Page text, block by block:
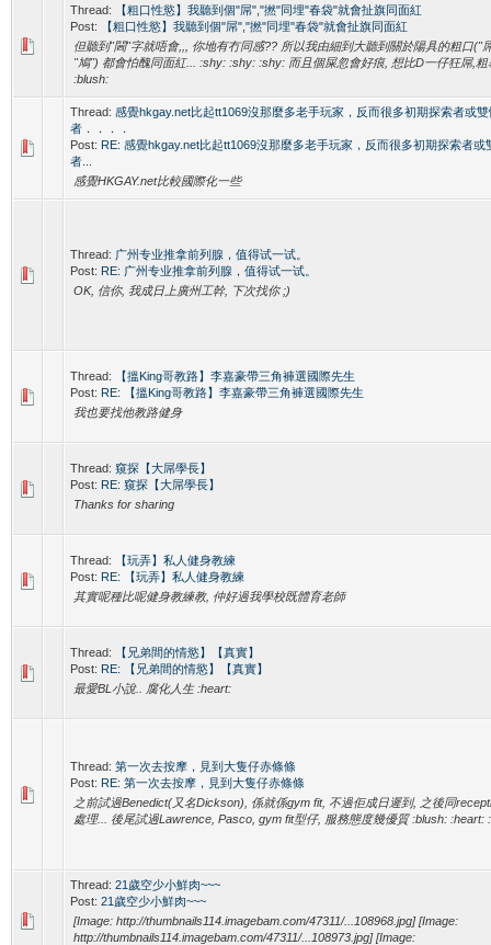
Thread:
【粗口性慾】我聽到個"屌","撚"同埋"春袋"就會扯旗同面紅
Post:
【粗口性慾】我聽到個"屌","撚"同埋"春袋"就會扯旗同面紅
但聽到"閪"字就唔會,,, 你地有冇同感?? 所以我由細到大聽到關於陽具的粗口("
"鳩") 都會怕醜同面紅... :shy: :shy: :shy: 而且個屎忽會好痕, 想比D一仔狂屌,粗
:blush:
Thread: 感覺hkgay.net比起tt1069沒那麼多老手玩家，反而很多初期探索者或
者．．．．
Post: RE: 感覺hkgay.net比起tt1069沒那麼多老手玩家，反而很多初期探索者或
者...
感覺HKGAY.net比較國際化一些
Thread: 广州专业推拿前列腺，值得试一试。
Post: RE: 广州专业推拿前列腺，值得试一试。
OK, 信你, 我成日上廣州工幹, 下次找你 ;)
Thread:
【搵King哥教路】李嘉豪帶三角褲選國際先生
Post: RE: 【搵King哥教路】李嘉豪帶三角褲選國際先生
我也要找他教路健身
Thread: 窺探【大屌學長】
Post: RE: 窺探【大屌學長】
Thanks for sharing
Thread:
【玩弄】私人健身教練
Post: RE: 【玩弄】私人健身教練
其實呢種比呢健身教練教, 仲好過我學校既體育老師
Thread:
【兄弟間的情慾】【真實】
Post: RE: 【兄弟間的情慾】【真實】
最愛BL小說.. 腐化人生 :heart:
Thread: 第一次去按摩，見到大隻仔赤條條
Post: RE: 第一次去按摩，見到大隻仔赤條條
之前試過Benedict(又名Dickson), 係就係gym fit, 不過佢成日遲到, 之後同
處理... 後尾試過Lawrence, Pasco, gym fit型仔, 服務態度幾優質 :blush: :heart:
Thread: 21歲空少小鮮肉~~~
Post: 21歲空少小鮮肉~~~
[Image: http://thumbnails114.imagebam.com/47311/...108968.jpg] [Image:
http://thumbnails114.imagebam.com/47311/...108973.jpg] [Image: